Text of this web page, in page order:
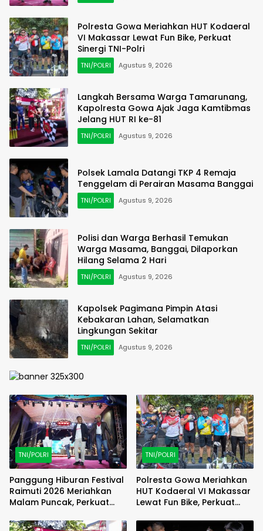
Polresta Gowa Meriahkan HUT Kodaeral
VI Makassar Lewat Fun Bike, Perkuat
Sinergi TNI-Polri
TNI/POLRI Agustus 9, 2026
Langkah Bersama Warga Tamarunang,
Kapolresta Gowa Ajak Jaga Kamtibmas
Jelang HUT RI ke-81
TNI/POLRI Agustus 9, 2026
Polsek Lamala Datangi TKP 4 Remaja
Tenggelam di Perairan Masama Banggai
TNI/POLRI Agustus 9, 2026
Polisi dan Warga Berhasil Temukan
Warga Masama, Banggai, Dilaporkan
Hilang Selama 2 Hari
TNI/POLRI Agustus 9, 2026
Kapolsek Pagimana Pimpin Atasi
Kebakaran Lahan, Selamatkan
Lingkungan Sekitar
TNI/POLRI Agustus 9, 2026
TNI/POLRI
Panggung Hiburan Festival
Raimuti 2026 Meriahkan
Malam Puncak, Perkuat
Rakyat
TNI/POLRI
Polresta Gowa Meriahkan
HUT Kodaeral VI Makassar
Lewat Fun Bike, Perkuat